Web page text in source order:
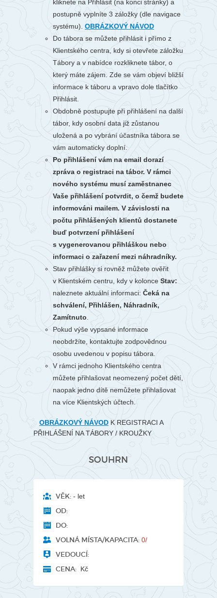
kliknete na Přihlásit (na konci stránky) a
postupně vyplníte 3 záložky (dle navigace
systému). OBRÁZKOVÝ NÁVOD
Do tábora se můžete přihlásit i přímo z
Klientského centra, kdy si otevřete záložku
Tábory a v nabídce rozkliknete tábor, o
který máte zájem. Zde se vám objeví bližší
informace k táboru a vpravo dole tlačítko
Přihlásit.
Obdobně postupujte při přihlášení na další
tábor, kdy osobní data již zůstanou
uložená a po vybrání účastníka tábora se
vám automaticky doplní.
Po přihlášení vám na email dorazí
zpráva o registraci na tábor. V rámci
nového systému musí zaměstnanec
Vaše přihlášení potvrdit, o čemž budete
informováni mailem. V závislosti na
počtu přihlášených klientů dostanete
buď potvrzení přihlášení
s vygenerovanou přihláškou nebo
informaci o zařazení mezi náhradníky.
Stav přihlášky si rovněž můžete ověřit
v Klientském centru, kdy v kolonce Stav:
naleznete aktuální informaci: Čeká na
schválení, Přihlášen, Náhradník,
Zamítnuto
Pokud výše vypsané informace
neobdržíte, kontaktujte zodpovědnou
osobu uvedenou v popisu tábora.
V rámci jednoho Klientského centra
můžete přihlašovat neomezený počet dětí,
naopak jedno dítě nemůžete přihlašovat
na více Klientských účtech.
OBRÁZKOVÝ NÁVOD K REGISTRACI A
PŘIHLÁŠENÍ NA TÁBORY / KROUŽKY
SOUHRN
VĚK: - let
OD:
DO:
VOLNÁ MÍSTA/KAPACITA: 0/
VEDOUCÍ:
CENA: Kč